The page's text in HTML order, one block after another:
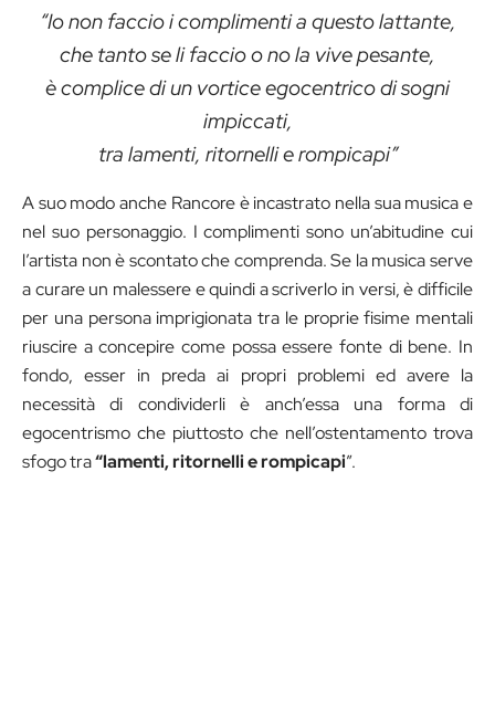
“Io non faccio i complimenti a questo lattante,
che tanto se li faccio o no la vive pesante,
è complice di un vortice egocentrico di sogni
impiccati,
tra lamenti, ritornelli e rompicapi”
A suo modo anche Rancore è incastrato nella sua musica e
nel suo personaggio. I complimenti sono un’abitudine cui
l’artista non è scontato che comprenda. Se la musica serve
a curare un malessere e quindi a scriverlo in versi, è difficile
per una persona imprigionata tra le proprie fisime mentali
riuscire a concepire come possa essere fonte di bene. In
fondo, esser in preda ai propri problemi ed avere la
necessità di condividerli è anch’essa una forma di
egocentrismo che piuttosto che nell’ostentamento trova
sfogo tra“lamenti, ritornelli e rompicapi”.